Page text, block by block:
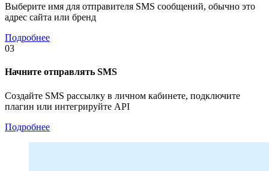
Выберите имя для отправителя SMS сообщений, обычно это
адрес сайта или бренд
Подробнее
03
Начните отправлять SMS
Создайте SMS рассылку в личном кабинете, подключите
плагин или интегрируйте API
Подробнее